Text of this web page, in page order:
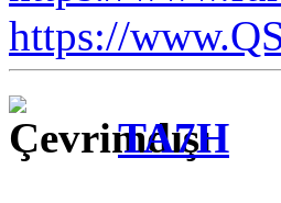
https://
TA7H